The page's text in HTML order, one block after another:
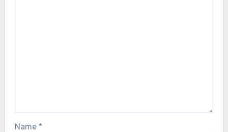
Name *